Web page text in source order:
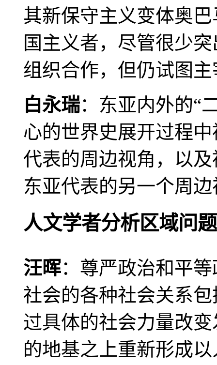
其新保守主义变体奥
国主义者，尽管很少
组织合作，但仍试图
白永瑞：东亚内外的“
心的世界史展开过程
代表的周边视角，以
东亚代表的另一个周
人文学者分析区域问题
汪晖：尊严政治和平
社会的各种社会关系
过具体的社会力量改
的地基之上重新形成